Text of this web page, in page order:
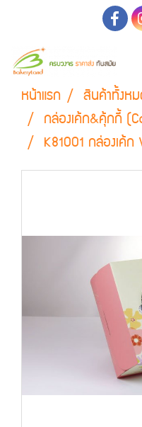
หน้าแรก สินค้าทั้งห
กล่องเค้ก&คุ้กกี้
K81001 กล่องเค้ก